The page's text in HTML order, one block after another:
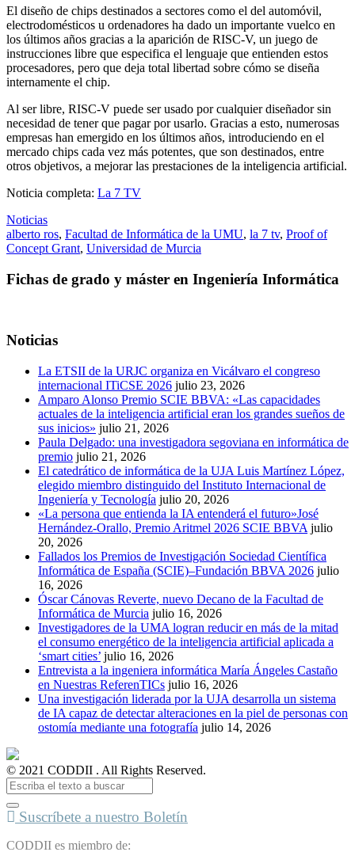
El diseño de chips destinados a sectores como el del automóvil,
electrodomésticos u ordenadores ha dado un importante vuelco en
los últimos años gracias a la aparición de RISC-V, un juego de
instrucciones libre que especifica el lenguaje que entienden estos
procesadores, pero que deja total libertad sobre cómo se diseña
internamente el chip.
Al ser libre, RISC-V puede ser usado por cualquier diseñador sin
necesidad de tener que pagar por usarlo. Gracias a esto, numerosas
empresas han emergido en los últimos años, introduciendo en el
mercado chips cada vez más potentes, que son destinados, entre
otros objetivos, a mejorar las prestaciones de la inteligencia artificial.
Noticia completa: La 7 TV
Noticias
alberto ros, Facultad de Informática de la UMU, la 7 tv, Proof of
Concept Grant, Universidad de Murcia
Fichas de grado y máster en Ingeniería Informática
Noticias
La ETSII de la URJC organiza en Vicálvaro el congreso
internacional ITiCSE 2026 julio 23, 2026
Amparo Alonso Premio SCIE BBVA: «Las capacidades
actuales de la inteligencia artificial eran los grandes sueños de
sus inicios» julio 21, 2026
Paula Delgado: una investigadora segoviana en informática de
premio julio 21, 2026
El catedrático de informática de la UJA Luis Martínez López,
elegido miembro distinguido del Instituto Internacional de
Ingeniería y Tecnología julio 20, 2026
«La persona que entienda la IA entenderá el futuro»José
Hernández-Orallo, Premio Aritmel 2026 SCIE BBVA julio
20, 2026
Fallados los Premios de Investigación Sociedad Científica
Informática de España (SCIE)–Fundación BBVA 2026 julio
16, 2026
Óscar Cánovas Reverte, nuevo Decano de la Facultad de
Informática de Murcia julio 16, 2026
Investigadores de la UMA logran reducir en más de la mitad
el consumo energético de la inteligencia artificial aplicada a
‘smart cities’ julio 16, 2026
Entrevista a la ingeniera informática María Ángeles Castaño
en Nuestras ReferenTICs julio 16, 2026
Una investigación liderada por la UJA desarrolla un sistema
de IA capaz de detectar alteraciones en la piel de personas con
ostomía mediante una fotografía julio 14, 2026
© 2021 CODDII . All Rights Reserved.
Suscríbete a nuestro Boletín
CODDII es miembro de: